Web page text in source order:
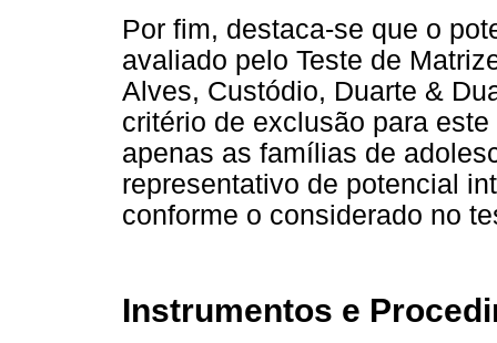
Por fim, destaca-se que o
avaliado pelo Teste de
Alves, Custódio, Duarte &
critério de exclusão para
apenas as famílias de
representativo de potencial
conforme o considerado no
Instrumentos e